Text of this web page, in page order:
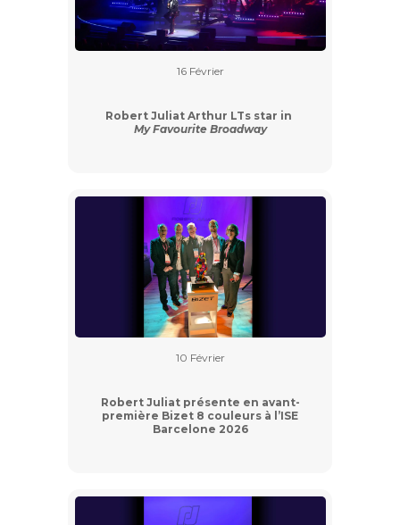
16 Février
Robert Juliat Arthur LTs star in
My Favourite Broadway
10 Février
Robert Juliat présente en avant-
première Bizet 8 couleurs à l’ISE
Barcelone 2026